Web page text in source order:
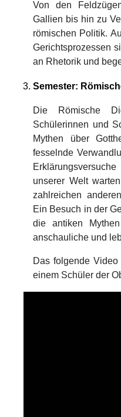
Von den
Gallien bis hin zu
römischen Politik.
Gerichtsprozessen
an Rhetorik und
Semester:
Die Römische
Schülerinnen und
Mythen über
fesselnde
unserer Welt
zahlreichen
Ein Besuch in der
die antiken
anschauliche und
Das folgende
einem Schüler der